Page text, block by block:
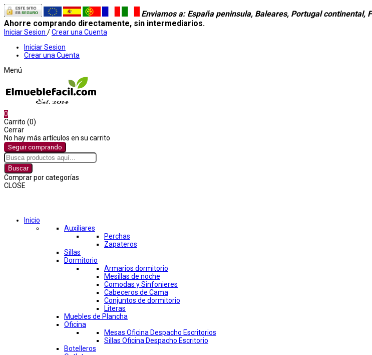
Enviamos a: España peninsula, Baleares, Portugal continental,
Ahorre comprando directamente, sin intermediarios.
Iniciar Sesion /Crear una Cuenta
Iniciar Sesion
Crear una Cuenta
Menú
0
Carrito (0)
Cerrar
No hay más artículos en su carrito
Seguir comprando
Buscar
Comprar por categorías
CLOSE
Inicio
Auxiliares
Perchas
Zapateros
Sillas
Dormitorio
Armarios dormitorio
Mesillas de noche
Comodas y Sinfonieres
Cabeceros de Cama
Conjuntos de dormitorio
Literas
Muebles de Plancha
Oficina
Mesas Oficina Despacho Escritorios
Sillas Oficina Despacho Escritorio
Botelleros